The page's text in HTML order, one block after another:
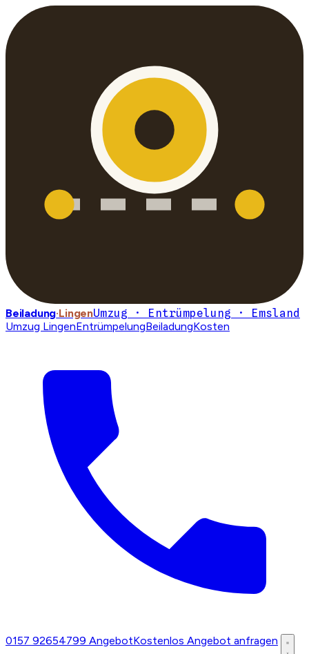
Beiladung·LingenUmzug · Entrümpelung · Emsland
Umzug LingenEntrümpelungBeiladungKosten
0157 92654799 AngebotKostenlos Angebot anfragen